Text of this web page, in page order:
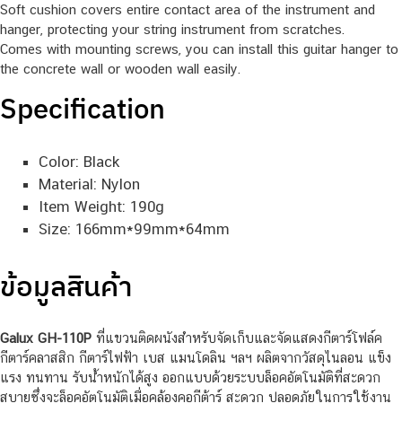
Soft cushion covers entire contact area of the instrument and
hanger, protecting your string instrument from scratches.
Comes with mounting screws, you can install this guitar hanger to
the concrete wall or wooden wall easily.
Specification
Color: Black
Material: Nylon
Item Weight: 190g
Size: 166mm*99mm*64mm
ข้อมูลสินค้า
Galux GH-110P ที่แขวนติดผนังสำหรับจัดเก็บและจัดแสดงกีตาร์โฟล์ค
กีตาร์คลาสสิก กีตาร์ไฟฟ้า เบส แมนโดลิน ฯลฯ ผลิตจากวัสดุไนลอน แข็ง
แรง ทนทาน รับน้ำหนักได้สูง ออกแบบด้วยระบบล็อคอัตโนมัติที่สะดวก
สบายซึ่งจะล็อคอัตโนมัติเมื่อคล้องคอกีต้าร์ สะดวก ปลอดภัยในการใช้งาน